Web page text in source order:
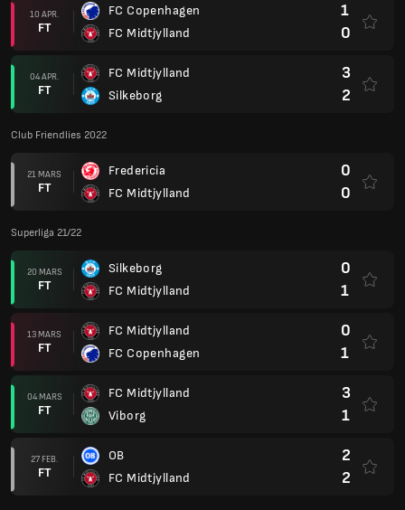
10 APR.
FT
FC Copenhagen
FC Midtjylland
1
0
04 APR.
FT
FC Midtjylland
Silkeborg
3
2
Club Friendlies 2022
21 MARS
FT
Fredericia
FC Midtjylland
0
0
Superliga 21/22
20 MARS
FT
Silkeborg
FC Midtjylland
0
1
13 MARS
FT
FC Midtjylland
FC Copenhagen
0
1
04 MARS
FT
FC Midtjylland
Viborg
3
1
27 FEB.
FT
OB
FC Midtjylland
2
2